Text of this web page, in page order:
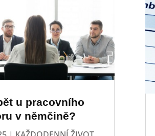
u pracovního
v němčině?